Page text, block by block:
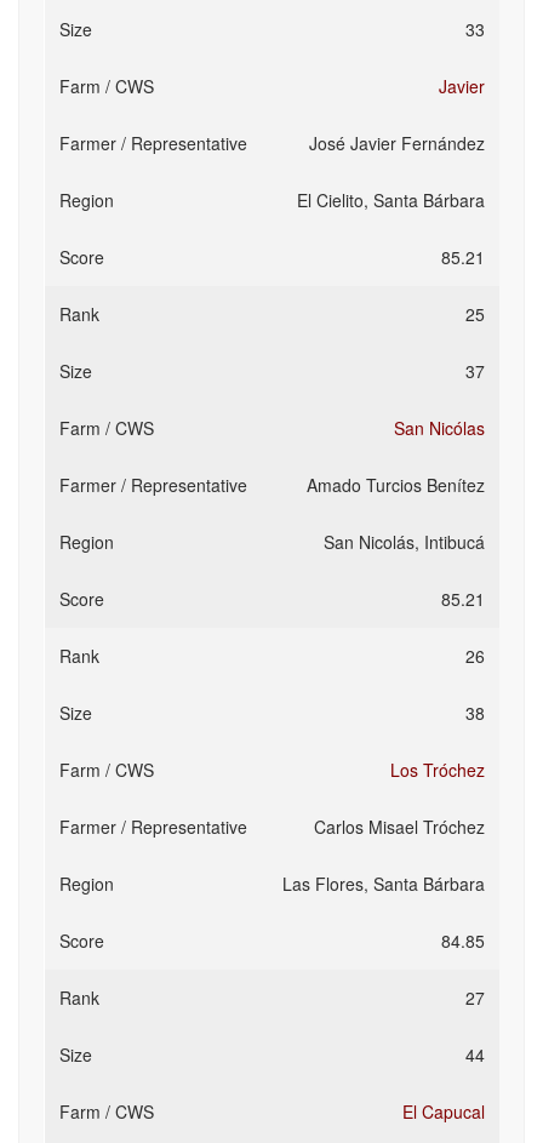
33
Javier
José Javier Fernández
El Cielito, Santa Bárbara
85.21
25
37
San Nicólas
Amado Turcios Benítez
San Nicolás, Intibucá
85.21
26
38
Los Tróchez
Carlos Misael Tróchez
Las Flores, Santa Bárbara
84.85
27
44
El Capucal